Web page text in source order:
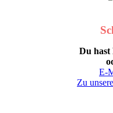
Du hast
E-
Zu